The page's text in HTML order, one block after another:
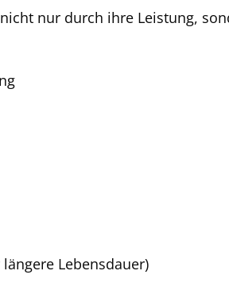
nur durch ihre Leistung,
Lebensdauer)